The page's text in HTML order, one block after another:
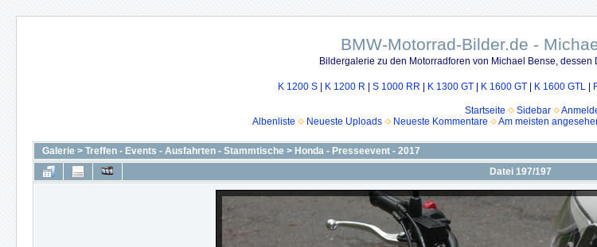
BMW-Motorrad-Bilder.de -
Bildergalerie zu den Motorradforen von Michael Bense,
K 1200 S K 1200 R S 1000 RR K 1300 GT K 1600 GT K 1600 GTL
Startseite Sidebar
Albenliste
Neueste Uploads Neueste Kommentare Am meisten
Galerie > Treffen - Events - Ausfahrten - Stammtische > Honda - Presseevent - 2017
Datei 197/197